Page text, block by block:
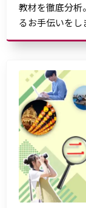
教材を徹底分析
るお手伝いをし